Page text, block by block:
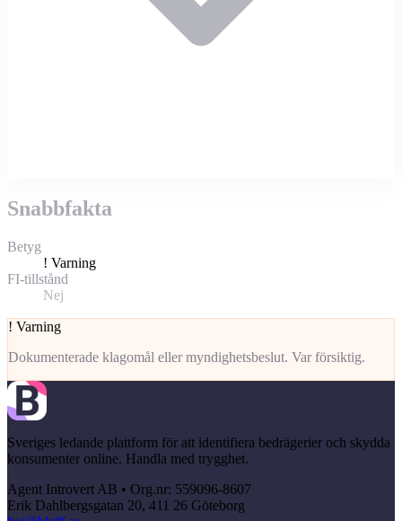
Snabbfakta
Betyg
! Varning
FI-tillstånd
Nej
! Varning
Dokumenterade klagomål eller myndighetsbeslut. Var försiktig.
Sveriges ledande plattform för att identifiera bedrägerier och skydda
konsumenter online. Handla med trygghet.
Agent Introvert AB • Org.nr: 559096-8607
Erik Dahlbergsgatan 20, 411 26 Göteborg